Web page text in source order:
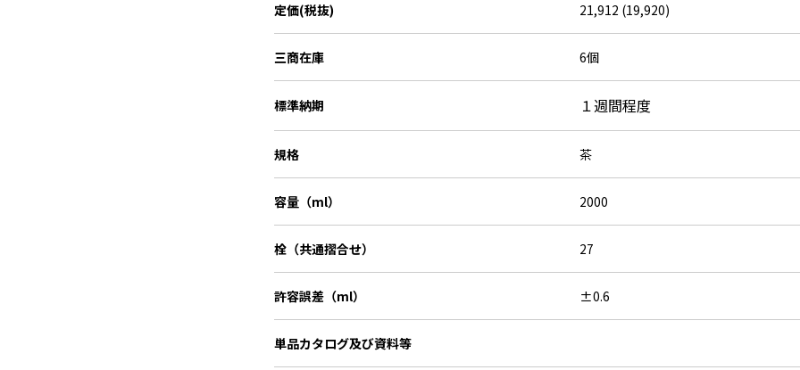
定価(税抜) 21,912 (19,920)
三商在庫 6個
標準納期 １週間程度
規格 茶
容量（ml） 2000
栓（共通摺合せ） 27
許容誤差（ml） ±0.6
単品カタログ及び資料等